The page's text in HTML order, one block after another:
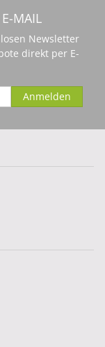
MAIL
Newsletter
direkt per E-